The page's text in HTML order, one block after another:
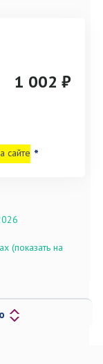
1 002 ₽
сайте *
(показать на